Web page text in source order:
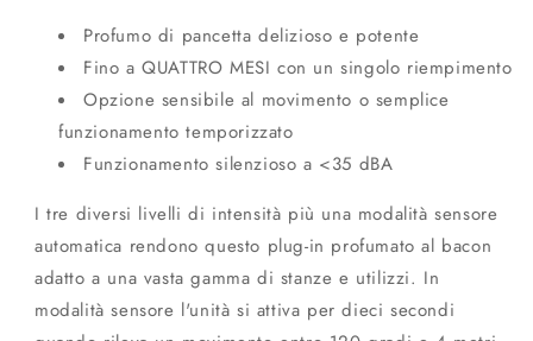
Profumo di pancetta delizioso e potente
Fino a QUATTRO MESI con un singolo riempimento
Opzione sensibile al movimento o semplice
funzionamento temporizzato
Funzionamento silenzioso a <35 dBA
I tre diversi livelli di intensità più una modalità sensore
automatica rendono questo plug-in profumato al bacon
adatto a una vasta gamma di stanze e utilizzi. In
modalità sensore l'unità si attiva per dieci secondi